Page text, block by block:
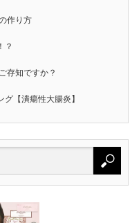
作り方
？
存知ですか？
【潰瘍性大腸炎】